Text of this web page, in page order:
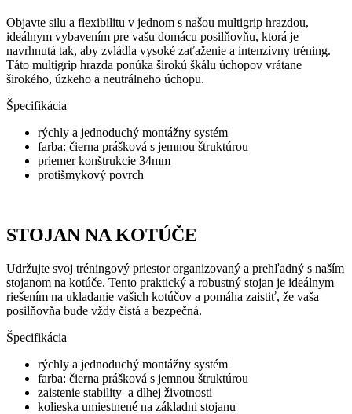
Objavte silu a flexibilitu v jednom s našou multigrip hrazdou,
ideálnym vybavením pre vašu domácu posilňovňu, ktorá je
navrhnutá tak, aby zvládla vysoké zaťaženie a intenzívny tréning.
Táto multigrip hrazda ponúka širokú škálu úchopov vrátane
širokého, úzkeho a neutrálneho úchopu.
Špecifikácia
rýchly a jednoduchý montážny systém
farba: čierna prášková s jemnou štruktúrou
priemer konštrukcie 34mm
protišmykový povrch
STOJAN NA KOTÚČE
Udržujte svoj tréningový priestor organizovaný a prehľadný s naším
stojanom na kotúče. Tento praktický a robustný stojan je ideálnym
riešením na ukladanie vašich kotúčov a pomáha zaistiť, že vaša
posilňovňa bude vždy čistá a bezpečná.
Špecifikácia
rýchly a jednoduchý montážny systém
farba: čierna prášková s jemnou štruktúrou
zaistenie stability a dlhej životnosti
kolieska umiestnené na základni stojanu